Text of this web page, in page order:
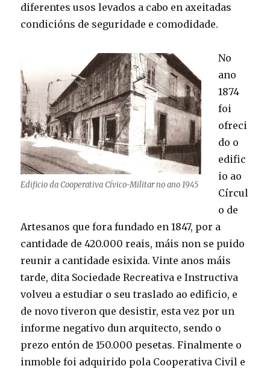
diferentes usos levados a cabo en axeitadas
condicións de seguridade e comodidade.
Edificio da Cooperativa Cívico-Militar no ano 1945
No
ano
1874
foi
ofreci
do o
edific
io ao
Círcul
o de
Artesanos que fora fundado en 1847, por a
cantidade de 420.000 reais, máis non se puido
reunir a cantidade esixida. Vinte anos máis
tarde, dita Sociedade Recreativa e Instructiva
volveu a estudiar o seu traslado ao edificio, e
de novo tiveron que desistir, esta vez por un
informe negativo dun arquitecto, sendo o
prezo entón de 150.000 pesetas. Finalmente o
inmoble foi adquirido pola Cooperativa Civil e